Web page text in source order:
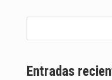
Entradas